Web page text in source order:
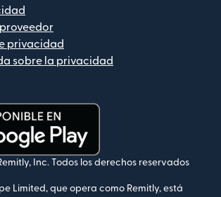
privacidad
sobre la privacidad
ventana nueva)
Inc. Todos los derechos reservados
Limited, que opera como Remitly, está